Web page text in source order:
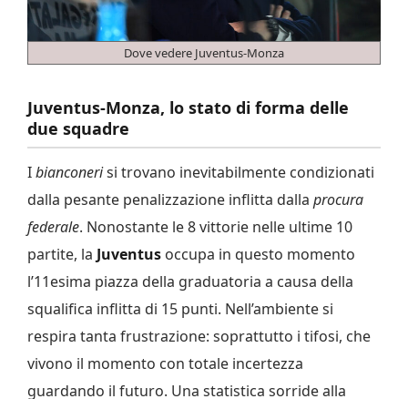
Dove vedere Juventus-Monza
Juventus-Monza, lo stato di forma delle
due squadre
Ibianconerisi trovano inevitabilmente condizionati
dalla pesante penalizzazione inflitta dalla procura
federale. Nonostante le 8 vittorie nelle ultime 10
partite, la Juventus occupa in questo momento
l’11esima piazza della graduatoria a causa della
squalifica inflitta di 15 punti. Nell’ambiente si
respira tanta frustrazione: soprattutto i tifosi, che
vivono il momento con totale incertezza
guardando il futuro. Una statistica sorride alla